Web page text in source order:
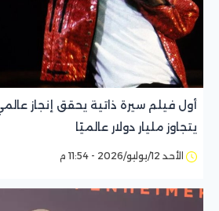
يتجاوز مليار دولار عالميًا
الأحد 12/يوليو/2026 - 11:54 م